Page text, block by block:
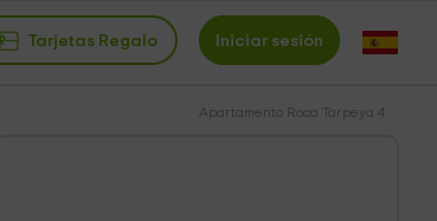
Tarjetas Regalo Iniciar sesión
Apartamento Roca Tarpeya 4